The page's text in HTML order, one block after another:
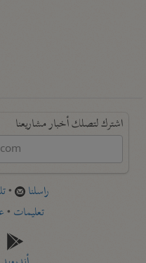
اشترك لتصلك أخبار مشاريعنا
راسلنا •
تعليمات •